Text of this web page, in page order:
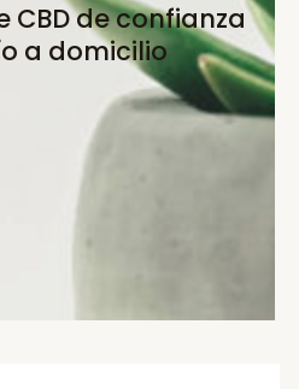
CBD de confianza
a domicilio